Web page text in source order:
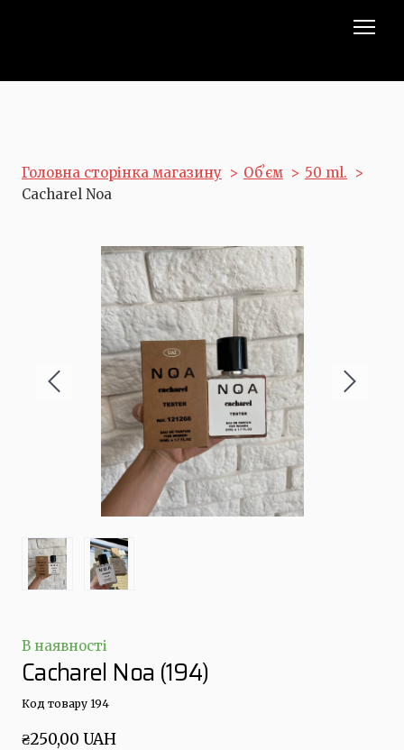
Головна сторінка магазину Обʼєм
50 ml.
Cacharel Noa
В наявності
Cacharel Noa (194)
Код товару 194
₴250,00 UAH